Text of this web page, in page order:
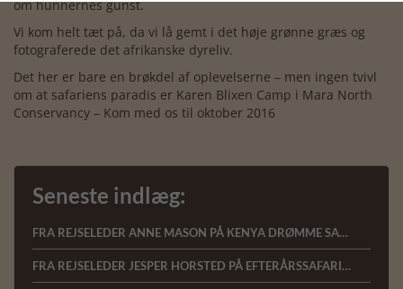
om hunnernes gunst.
Vi kom helt tæt på, da vi lå gemt i det høje grønne græs og
fotograferede det afrikanske dyreliv.
Det her er bare en brøkdel af oplevelserne – men ingen tvivl
om at safariens paradis er Karen Blixen Camp i Mara North
Conservancy – Kom med os til oktober 2016
Seneste indlæg:
FRA REJSELEDER ANNE MASON PÅ KENYA DRØMME SAFARI 15.1.2023
FRA REJSELEDER JESPER HORSTED PÅ EFTERÅRSSAFARI I KENYA, 18.10.2022